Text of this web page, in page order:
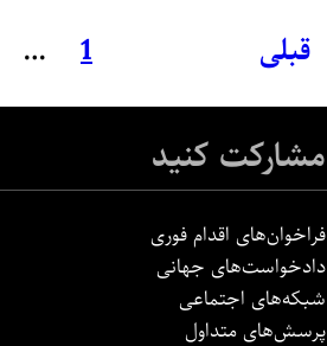
قبلی 1
…
مشارکت کنید
فراخوان‌های اقدام فوری
دادخواست‌های جهانی
شبکه‌های اجتماعی
پرسش‌های متداول